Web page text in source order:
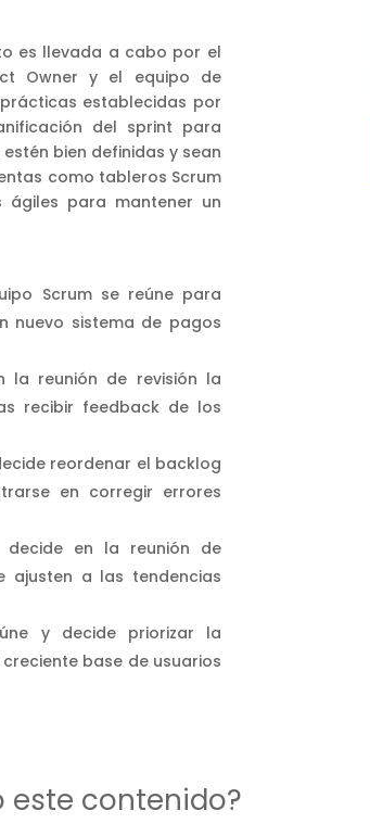
es llevada a cabo por el
Owner y el equipo de
establecidas por
del sprint para
bien definidas y sean
como tableros Scrum
para mantener un
Scrum se reúne para
nuevo sistema de pagos
la reunión de revisión la
recibir feedback de los
reordenar el backlog
en corregir errores
decide en la reunión de
ajusten a las tendencias
y decide priorizar la
base de usuarios
este contenido?